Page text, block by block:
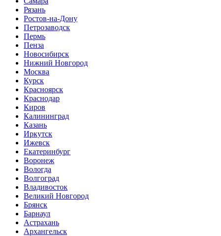
Рязань
Ростов-на-Дону
Петрозаводск
Пермь
Пенза
Новосибирск
Нижний Новгород
Москва
Курск
Красноярск
Краснодар
Киров
Калининград
Казань
Иркутск
Ижевск
Екатеринбург
Воронеж
Вологда
Волгоград
Владивосток
Великий Новгород
Брянск
Барнаул
Астрахань
Архангельск